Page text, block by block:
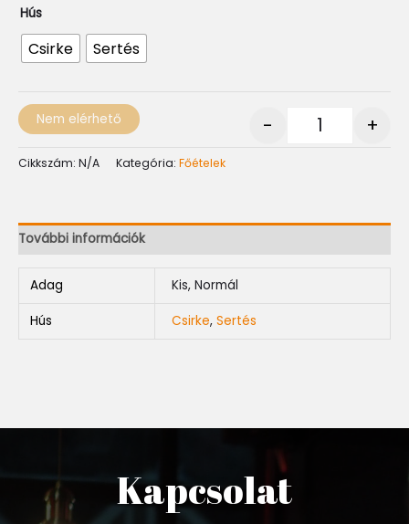
Hús
Csirke Sertés
- +
Nem elérhető
Cikkszám: N/A Kategória: Főételek
További információk
Adag Kis, Normál
Hús Csirke,Sertés
Kapcsolat